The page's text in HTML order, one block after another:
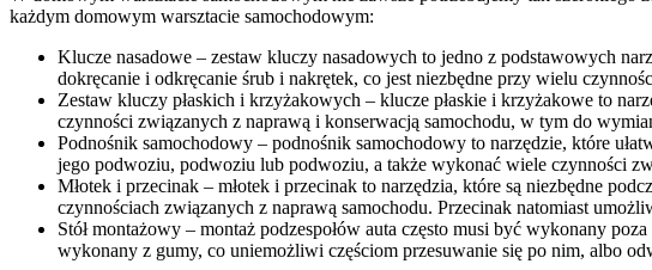
każdym domowym warsztacie samochodowym:
Klucze nasadowe – zestaw kluczy nasadowych to jedno z podstawowych
dokręcanie i odkręcanie śrub i nakrętek, co jest niezbędne przy wielu
Zestaw kluczy płaskich i krzyżakowych – klucze płaskie i krzyżakowe to
czynności związanych z naprawą i konserwacją samochodu, w tym do
Podnośnik samochodowy – podnośnik samochodowy to narzędzie, które
jego podwoziu, podwoziu lub podwoziu, a także wykonać wiele czynności
Młotek i przecinak – młotek i przecinak to narzędzia, które są niezbędne
czynnościach związanych z naprawą samochodu. Przecinak natomiast
Stół montażowy – montaż podzespołów auta często musi być wykonany
wykonany z gumy, co uniemożliwi częściom przesuwanie się po nim, albo